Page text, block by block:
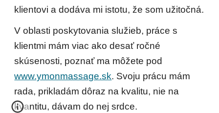
V oblasti poskytovania služieb, práce s
klientmi mám viac ako desať ročné
www.ymonmassage.sk. Svoju prácu mám
rada, prikladám dôraz na kvalitu, nie na
kvantitu, dávam do nej srdce.